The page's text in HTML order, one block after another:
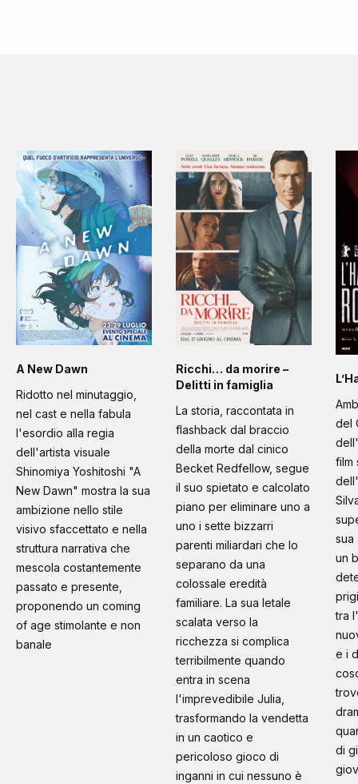
A New Dawn
Ridotto nel minutaggio,
nel cast e nella fabula
l'esordio alla regia
dell'artista visuale
Shinomiya Yoshitoshi "A
New Dawn" mostra la sua
ambizione nello stile
visivo sfaccettato e nella
struttura narrativa che
mescola costantemente
passato e presente,
proponendo un coming
of age stimolante e non
banale
Ricchi… da morire –
Delitti in famiglia
La storia, raccontata in
flashback dal braccio
della morte dal cinico
Becket Redfellow, segue
il suo spietato e calcolato
piano per eliminare uno a
uno i sette bizzarri
parenti miliardari che lo
separano da una
colossale eredità
familiare. La sua letale
scalata verso la
ricchezza si complica
terribilmente quando
entra in scena
l'imprevedibile Julia,
trasformando la vendetta
in un caotico e
pericoloso gioco di
inganni in cui nessuno è
del
film
sua
un
tra
e i
di